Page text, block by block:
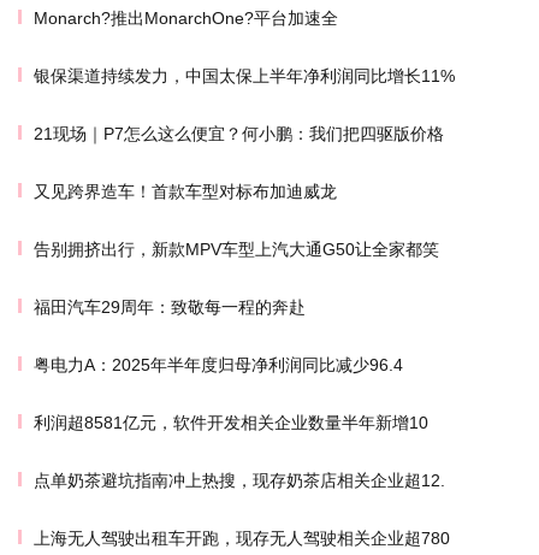
Monarch?推出MonarchOne?平台加速全
银保渠道持续发力，中国太保上半年净利润同比增长11%
21现场｜P7怎么这么便宜？何小鹏：我们把四驱版价格
又见跨界造车！首款车型对标布加迪威龙
告别拥挤出行，新款MPV车型上汽大通G50让全家都笑
福田汽车29周年：致敬每一程的奔赴
粤电力A：2025年半年度归母净利润同比减少96.4
利润超8581亿元，软件开发相关企业数量半年新增10
点单奶茶避坑指南冲上热搜，现存奶茶店相关企业超12.
上海无人驾驶出租车开跑，现存无人驾驶相关企业超780